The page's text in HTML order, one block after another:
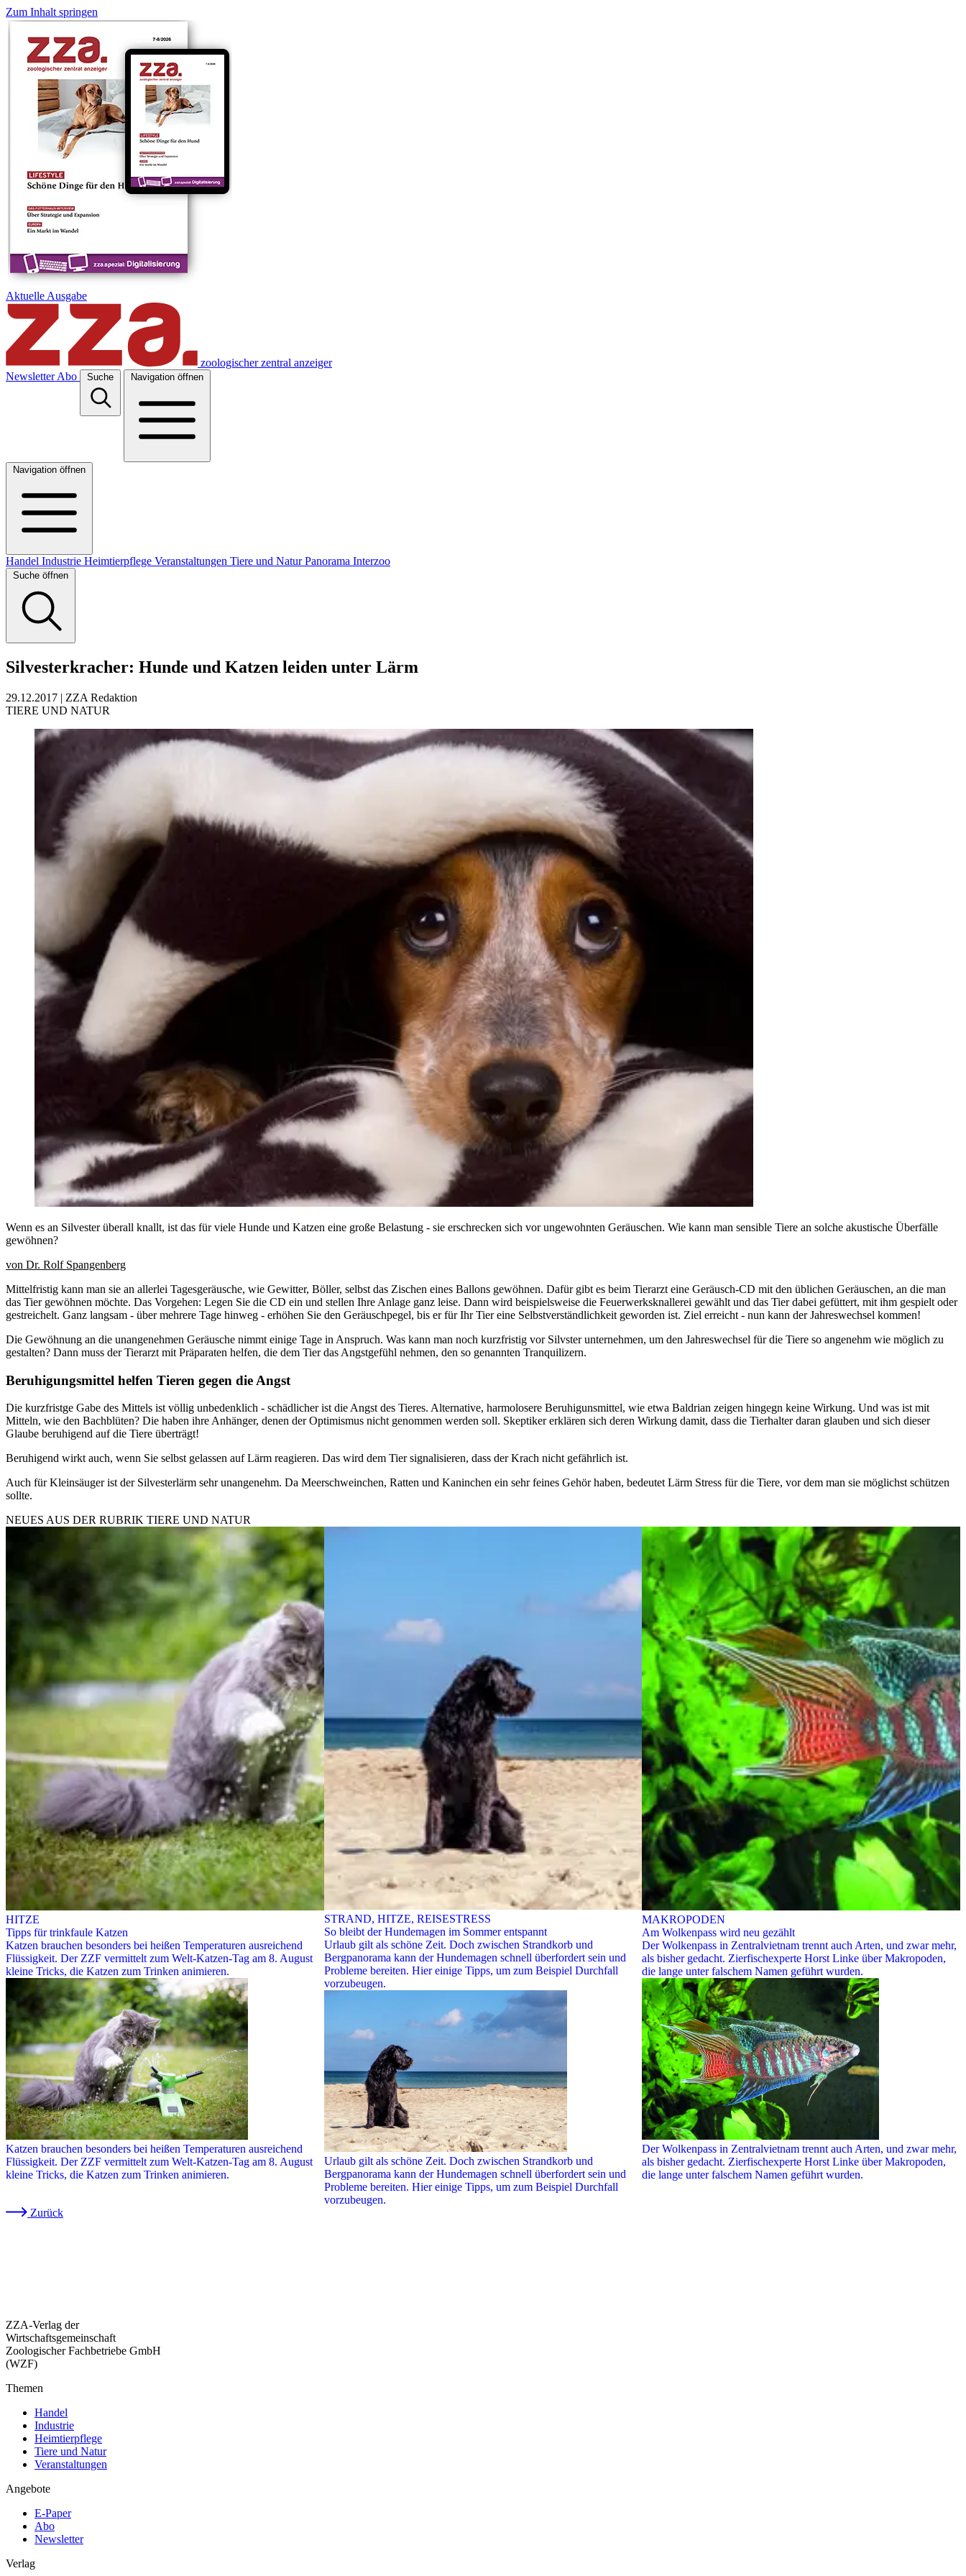
Zum Inhalt springen
Aktuelle Ausgabe
zoologischer zentral anzeiger
Newsletter Abo Suche Navigation öffnen
Navigation öffnen
Handel Industrie Heimtierpflege Veranstaltungen Tiere und NaturPanorama Interzoo
Suche öffnen
Silvesterkracher: Hunde und Katzen leiden unter Lärm
29.12.2017 | ZZA Redaktion
TIERE UND NATUR
Wenn es an Silvester überall knallt, ist das für viele Hunde und Katzen eine große Belastung - sie erschrecken sich vor ungewohnten Geräuschen. Wie kann man sensible Tiere an solche akustische Überfälle
gewöhnen?
von Dr. Rolf Spangenberg
Mittelfristig kann man sie an allerlei Tagesgeräusche, wie Gewitter, Böller, selbst das Zischen eines Ballons gewöhnen. Dafür gibt es beim Tierarzt eine Geräusch-CD mit den üblichen Geräuschen, an die man
das Tier gewöhnen möchte. Das Vorgehen: Legen Sie die CD ein und stellen Ihre Anlage ganz leise. Dann wird beispielsweise die Feuerwerksknallerei gewählt und das Tier dabei gefüttert, mit ihm gespielt oder
gestreichelt. Ganz langsam - über mehrere Tage hinweg - erhöhen Sie den Geräuschpegel, bis er für Ihr Tier eine Selbstverständlichkeit geworden ist. Ziel erreicht - nun kann der Jahreswechsel kommen!
Die Gewöhnung an die unangenehmen Geräusche nimmt einige Tage in Anspruch. Was kann man noch kurzfristig vor Silvster unternehmen, um den Jahreswechsel für die Tiere so angenehm wie möglich zu
gestalten? Dann muss der Tierarzt mit Präparaten helfen, die dem Tier das Angstgefühl nehmen, den so genannten Tranquilizern.
Beruhigungsmittel helfen Tieren gegen die Angst
Die kurzfristge Gabe des Mittels ist völlig unbedenklich - schädlicher ist die Angst des Tieres. Alternative, harmolosere Beruhigunsmittel, wie etwa Baldrian zeigen hingegn keine Wirkung. Und was ist mit
Mitteln, wie den Bachblüten? Die haben ihre Anhänger, denen der Optimismus nicht genommen werden soll. Skeptiker erklären sich deren Wirkung damit, dass die Tierhalter daran glauben und sich dieser
Glaube beruhigend auf die Tiere überträgt!
Beruhigend wirkt auch, wenn Sie selbst gelassen auf Lärm reagieren. Das wird dem Tier signalisieren, dass der Krach nicht gefährlich ist.
Auch für Kleinsäuger ist der Silvesterlärm sehr unangenehm. Da Meerschweinchen, Ratten und Kaninchen ein sehr feines Gehör haben, bedeutet Lärm Stress für die Tiere, vor dem man sie möglichst schützen
sollte.
NEUES AUS DER RUBRIK TIERE UND NATUR
HITZE
Tipps für trinkfaule Katzen
Katzen brauchen besonders bei heißen Temperaturen ausreichend
Flüssigkeit. Der ZZF vermittelt zum Welt-Katzen-Tag am 8. August
kleine Tricks, die Katzen zum Trinken animieren.
Katzen brauchen besonders bei heißen Temperaturen ausreichend
Flüssigkeit. Der ZZF vermittelt zum Welt-Katzen-Tag am 8. August
kleine Tricks, die Katzen zum Trinken animieren.
STRAND, HITZE, REISESTRESS
So bleibt der Hundemagen im Sommer entspannt
Urlaub gilt als schöne Zeit. Doch zwischen Strandkorb und
Bergpanorama kann der Hundemagen schnell überfordert sein und
Probleme bereiten. Hier einige Tipps, um zum Beispiel Durchfall
vorzubeugen.
Urlaub gilt als schöne Zeit. Doch zwischen Strandkorb und
Bergpanorama kann der Hundemagen schnell überfordert sein und
Probleme bereiten. Hier einige Tipps, um zum Beispiel Durchfall
vorzubeugen.
MAKROPODEN
Am Wolkenpass wird neu gezählt
Der Wolkenpass in Zentralvietnam trennt auch Arten, und zwar mehr,
als bisher gedacht. Zierfischexperte Horst Linke über Makropoden,
die lange unter falschem Namen geführt wurden.
Der Wolkenpass in Zentralvietnam trennt auch Arten, und zwar mehr,
als bisher gedacht. Zierfischexperte Horst Linke über Makropoden,
die lange unter falschem Namen geführt wurden.
Zurück
ZZA-Verlag der
Wirtschaftsgemeinschaft
Zoologischer Fachbetriebe GmbH
(WZF)
Themen
Handel
Industrie
Heimtierpflege
Tiere und Natur
Veranstaltungen
Angebote
E-Paper
Abo
Newsletter
Verlag